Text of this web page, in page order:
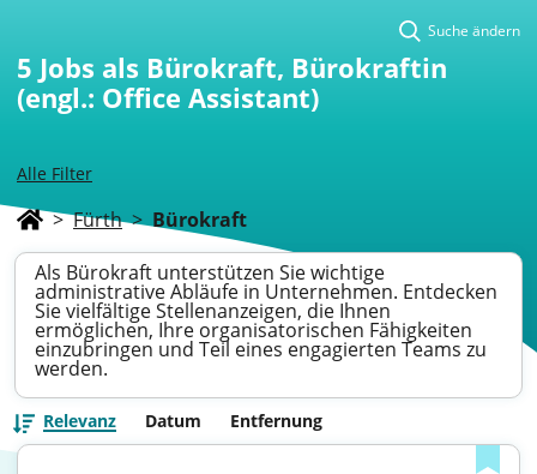
Alle Filter
Suche ändern
5 Jobs als Bürokraft, Bürokraftin
(engl.: Office Assistant)
> Fürth > Bürokraft
Als Bürokraft unterstützen Sie wichtige
administrative Abläufe in Unternehmen. Entdecken
Sie vielfältige Stellenanzeigen, die Ihnen
ermöglichen, Ihre organisatorischen Fähigkeiten
einzubringen und Teil eines engagierten Teams zu
werden.
Relevanz Datum Entfernung